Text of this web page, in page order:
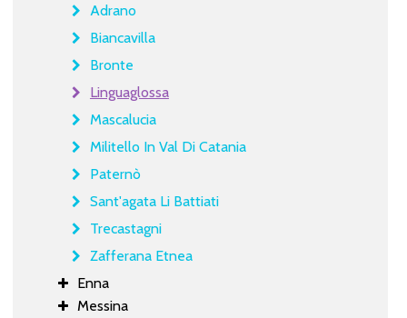
Adrano
Biancavilla
Bronte
Linguaglossa
Mascalucia
Militello In Val Di Catania
Paternò
Sant'agata Li Battiati
Trecastagni
Zafferana Etnea
Enna
Messina